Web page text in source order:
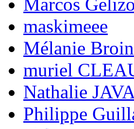
maskimeee
Mélanie Broin
muriel
Nathalie
Philippe